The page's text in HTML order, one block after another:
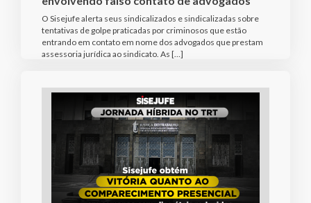
O Sisejufe alerta seus sindicalizados e sindicalizadas sobre
tentativas de golpe praticadas por criminosos que estão
entrando em contato em nome dos advogados que prestam
assessoria jurídica ao sindicato. As […]